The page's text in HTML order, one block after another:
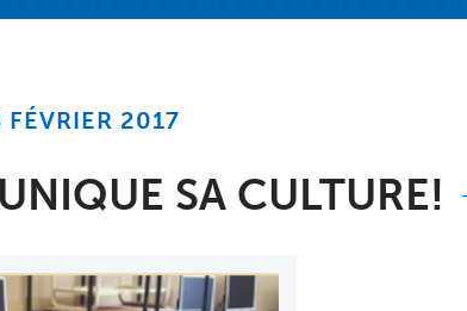
FÉVRIER 2017
SA CULTURE!